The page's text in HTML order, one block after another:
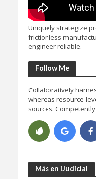
Uniquely strategize
frictionless
engineer reliable.
Follow Me
Collaboratively
whereas resource-
sources.
Más en iJudicial